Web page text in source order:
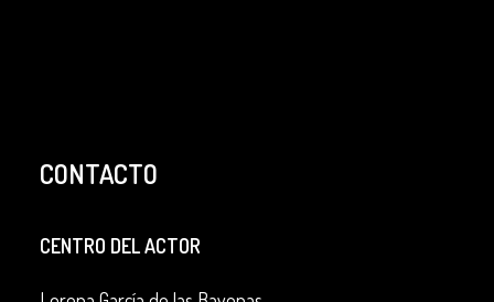
CONTACTO
CENTRO DEL ACTOR